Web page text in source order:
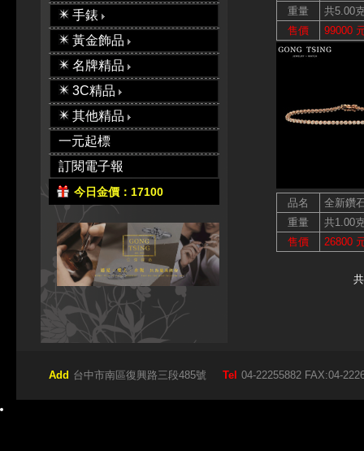
手錶
黃金飾品
名牌精品
3C精品
其他精品
一元起標
訂閱電子報
今日金價：17100
重量
共5.00
售價
99000
品名
全新鑽
重量
共1.00
售價
26800
Add 台中市南區復興路三段485號 Tel 04-22255882 FAX:04-